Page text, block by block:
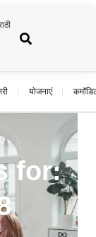
योजनाएं
for: